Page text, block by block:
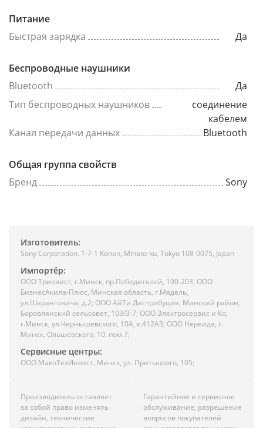
Питание
Быстрая зарядка
Да
Беспроводные наушники
Bluetooth
Да
Тип беспроводных наушников
соединение
кабелем
Канал передачи данных
Bluetooth
Общая группа свойств
Бренд
Sony
Изготовитель:
Sony Corporation. 1-7-1 Konan, Minato-ku, Tokyo 108-0075, Japan
Импортёр:
ООО Триовист, г.Минск, пр.Победителей, 100-203; ООО
БизнесАкила-Плюс, Минская область, г.Мядель,
ул.Шаранговича, д.2; ООО АйТи Дистрибуция, Минский район,
Боровлянский сельсовет, 103/3-7; ООО Электросервис и Ко,
г.Минск, ул.Чернышевского, 10А, к.412АЗ; ООО Нереида, г.
Минск, Ольшевского, 10, пом.7;
Сервисные центры:
ООО МакоТехИнвест, Минск, ул. Притыцкого, 105;
Производитель оставляет
за собой право изменять
дизайн, технические
Гарантийное и сервисное
обслуживание, разрешение
вопросов покупателей